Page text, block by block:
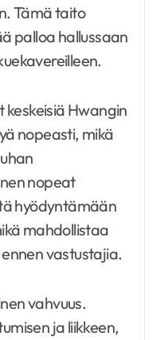
Tämä taito
palloa hallussaan
keskeisiä Hwangin
nopeasti, mikä
nopeat
hyödyntämään
mahdollistaa
vastustajia.
vahvuus.
ja liikkeen,